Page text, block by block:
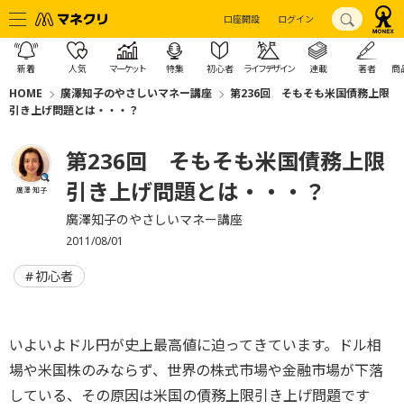
口座開設 ログイン
新着 人気 マーケット 特集 初心者 ライフデザイン 連載 著者 商
HOME 廣澤知子のやさしいマネー講座
第236回 そもそも米国債務上限
引き上げ問題とは・・・？
廣澤 知子
第236回 そもそも米国債務上限
引き上げ問題とは・・・？
廣澤知子のやさしいマネー講座
2011/08/01
初心者
いよいよドル円が史上最高値に迫ってきています。ドル相
場や米国株のみならず、世界の株式市場や金融市場が下落
している、その原因は米国の債務上限引き上げ問題です